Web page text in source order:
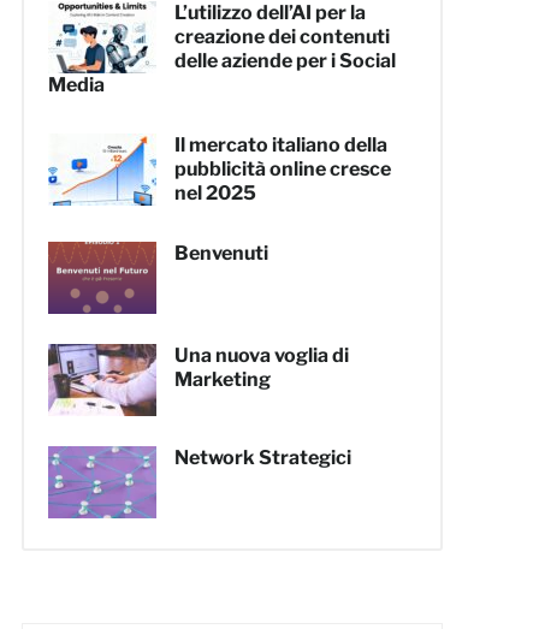
L’utilizzo dell’AI per la
creazione dei contenuti
delle aziende per i Social
Media
Il mercato italiano della
pubblicità online cresce
nel 2025
Benvenuti
Una nuova voglia di
Marketing
Network Strategici